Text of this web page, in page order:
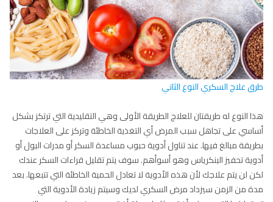
طرق علاج السكري النوع الثاني
هذا النوع له طريقتان للعلاج الطريقة الأولى وهي التقليدية التي ترتكز بشكل
أساسي على تجاهل سبب المرض أي التغذية الخاطئة وتركز على العلاجات
بطريقة مبالغ فيها. عند تناول أدوية حبوب مساعدة السكر أو مدرات البول أو
أدوية تحفيز البنكرياس وهو أسوأهم. سوف يتم تقليل قراءات السكر عندك
لكن لن يتم علاجك لأن هذه الأدوية لا تعادل الحمية الخاطئة التي تتبعها. بعد
مدة من الزمن سيزداد مرض السكري لديك وسيتم زيادة الأدوية التي